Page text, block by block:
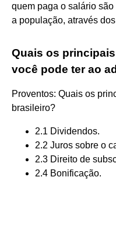
quem paga o salário
a população, através
Quais os
você pode ter ao
Proventos: Quais os
brasileiro?
2.1 Dividendos.
2.2 Juros sobre o
2.3 Direito de
2.4 Bonificação.